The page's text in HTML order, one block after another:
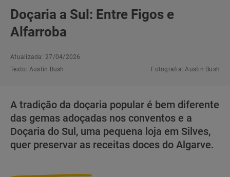
Doçaria a Sul: Entre Figos e
Alfarroba
Atualizada: 27/04/2026
Texto: Austin Bush Fotografia:Austin Bush
A tradição da doçaria popular é bem diferente
das gemas adoçadas nos conventos e a
Doçaria do Sul, uma pequena loja em Silves,
quer preservar as receitas doces do Algarve.